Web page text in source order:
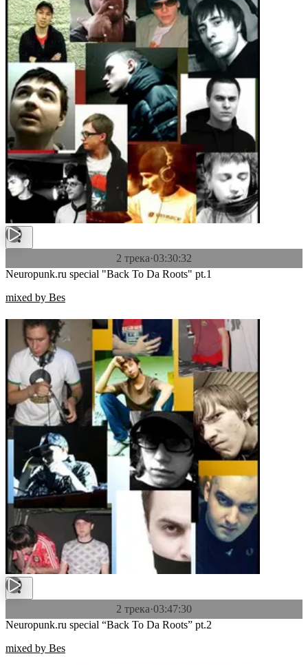
2 трека·03:30:32
Neuropunk.ru special "Back To Da Roots" pt.1
mixed by Bes
2 трека·03:47:30
Neuropunk.ru special “Back To Da Roots” pt.2
mixed by Bes